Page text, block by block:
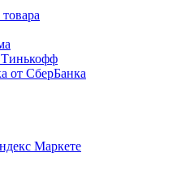
от СберБанка
Маркете